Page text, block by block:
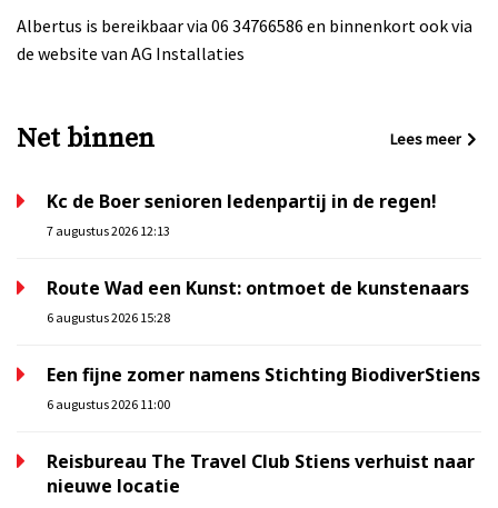
Albertus is bereikbaar via 06 34766586 en binnenkort ook via
de website van AG Installaties
Net binnen Lees meer
Kc de Boer senioren ledenpartij in de regen!
7 augustus 2026 12:13
Route Wad een Kunst: ontmoet de kunstenaars
6 augustus 2026 15:28
Een fijne zomer namens Stichting BiodiverStiens
6 augustus 2026 11:00
Reisbureau The Travel Club Stiens verhuist naar
nieuwe locatie